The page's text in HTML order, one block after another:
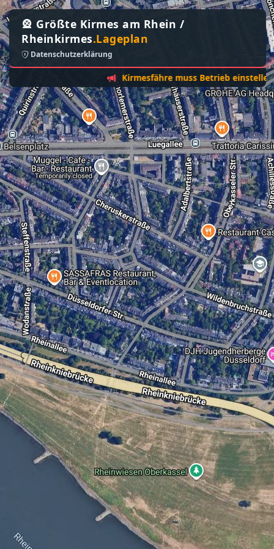
🎡 Größte Kirmes am Rhein /
Rheinkirmes.Lageplan
Datenschutzerklärung
Kirmesfähre muss Betrieb einstellen -